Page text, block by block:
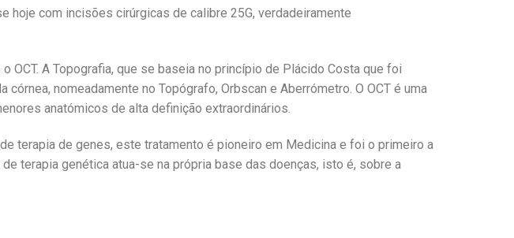
hoje com incisões cirúrgicas de calibre 25G, verdadeiramente
A Topografia, que se baseia no princípio de Plácido Costa que foi
nomeadamente no Topógrafo, Orbscan e Aberrómetro. O OCT é uma
anatómicos de alta definição extraordinários.
terapia de genes, este tratamento é pioneiro em Medicina e foi o primeiro a
terapia genética atua-se na própria base das doenças, isto é, sobre a